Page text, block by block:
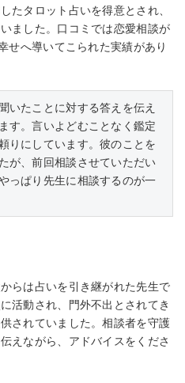
たタロット占いを得意とされ、
ました。口コミでは恋愛相談が
せへ導いてこられた実績があり
いたことに対する答えを伝え
す。言いよどむことなく鑑定
りにしています。彼のことを
が、前回相談させていただい
っぱり先生に相談するのが一
らは占いを引き継がれた先生で
活動され、門外不出とされてき
されていました。相談者を守護
えながら、アドバイスをくださ